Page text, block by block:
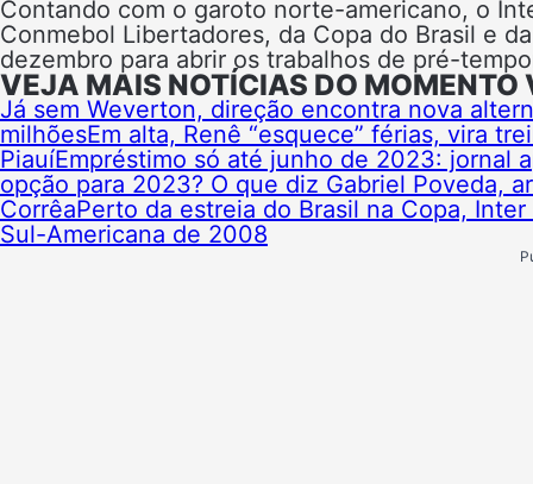
Contando com o garoto norte-americano, o
Conmebol Libertadores, da Copa do Brasil e
dezembro para abrir os trabalhos de pré-
VEJA MAIS NOTÍCIAS DO MOMENTO
Já sem Weverton, direção encontra nova
milhõesEm alta, Renê “esquece” férias, vira
PiauíEmpréstimo só até junho de 2023: jornal
opção para 2023? O que diz Gabriel Poveda,
CorrêaPerto da estreia do Brasil na Copa,
Sul-Americana de 2008